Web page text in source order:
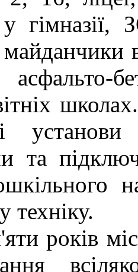
у
та
техніку.
років